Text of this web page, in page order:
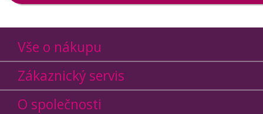
Vše o nákupu
Zákaznický servis
O společnosti